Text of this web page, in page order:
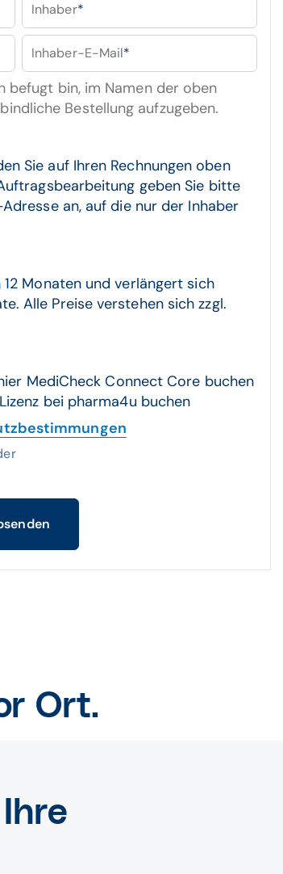
Inhaber*
Inhaber-E-Mail*
befugt bin, im Namen der oben
Bestellung aufzugeben.
Sie auf Ihren Rechnungen oben
geben Sie bitte
an, auf die nur der Inhaber
Monaten und verlängert sich
Alle Preise verstehen sich zzgl.
bei pharma4u buchen
Ort.